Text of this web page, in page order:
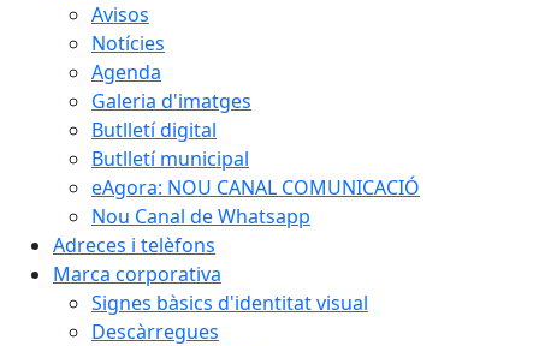
Avisos
Notícies
Agenda
Galeria d'imatges
Butlletí digital
Butlletí municipal
eAgora: NOU CANAL COMUNICACIÓ
Nou Canal de Whatsapp
Adreces i telèfons
Marca corporativa
Signes bàsics d'identitat visual
Descàrregues